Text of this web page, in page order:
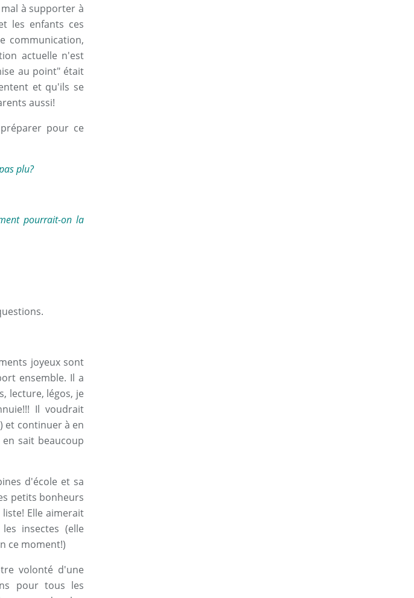
à supporter à
les enfants ces
communication,
actuelle n'est
au point" était
et qu'ils se
aussi!
pour ce
plu?
pourrait-on la
joyeux sont
ensemble. Il a
lecture, légos, je
Il voudrait
et continuer à en
sait beaucoup
d'école et sa
petits bonheurs
Elle aimerait
insectes (elle
ce moment!)
volonté d'une
pour tous les